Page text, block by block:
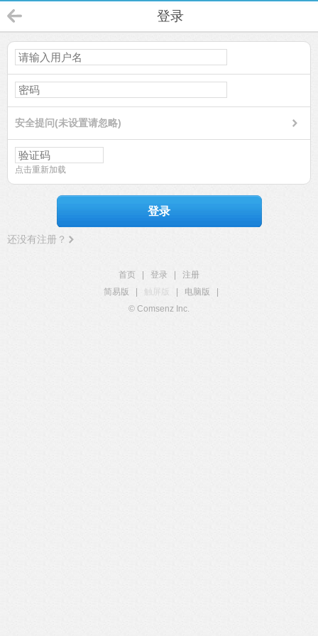
登录
安全提问(未设置请忽略)
点击重新加载
登录
还没有注册？
首页 登录
注册
简易版
触屏版 电脑版
© Comsenz Inc.